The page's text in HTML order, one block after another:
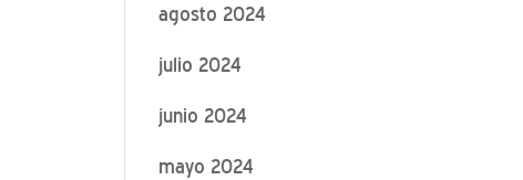
agosto 2024
julio 2024
junio 2024
mayo 2024